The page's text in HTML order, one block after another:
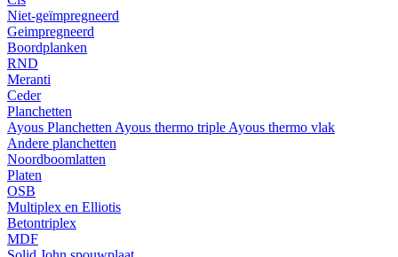
Niet-geïmpregneerd
Geimpregneerd
Boordplanken
RND
Meranti
Ceder
Planchetten
Ayous Planchetten Ayous thermo triple Ayous thermo vlak
Andere planchetten
Noordboomlatten
Platen
OSB
Multiplex en Elliotis
Betontriplex
MDF